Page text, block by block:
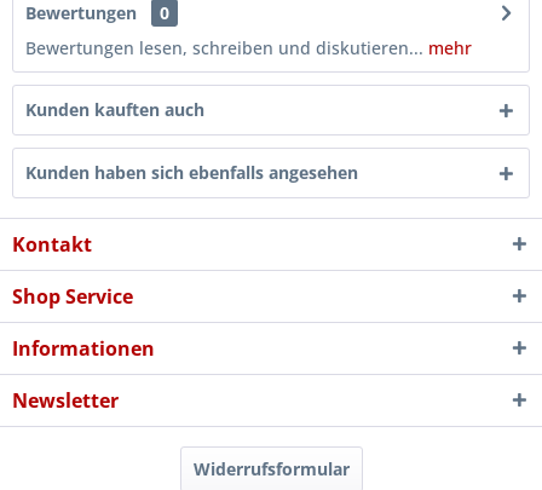
Bewertungen
0
Bewertungen lesen, schreiben und diskutieren... mehr
Kunden kauften auch
Kunden haben sich ebenfalls angesehen
Kontakt
Shop Service
Informationen
Newsletter
Widerrufsformular